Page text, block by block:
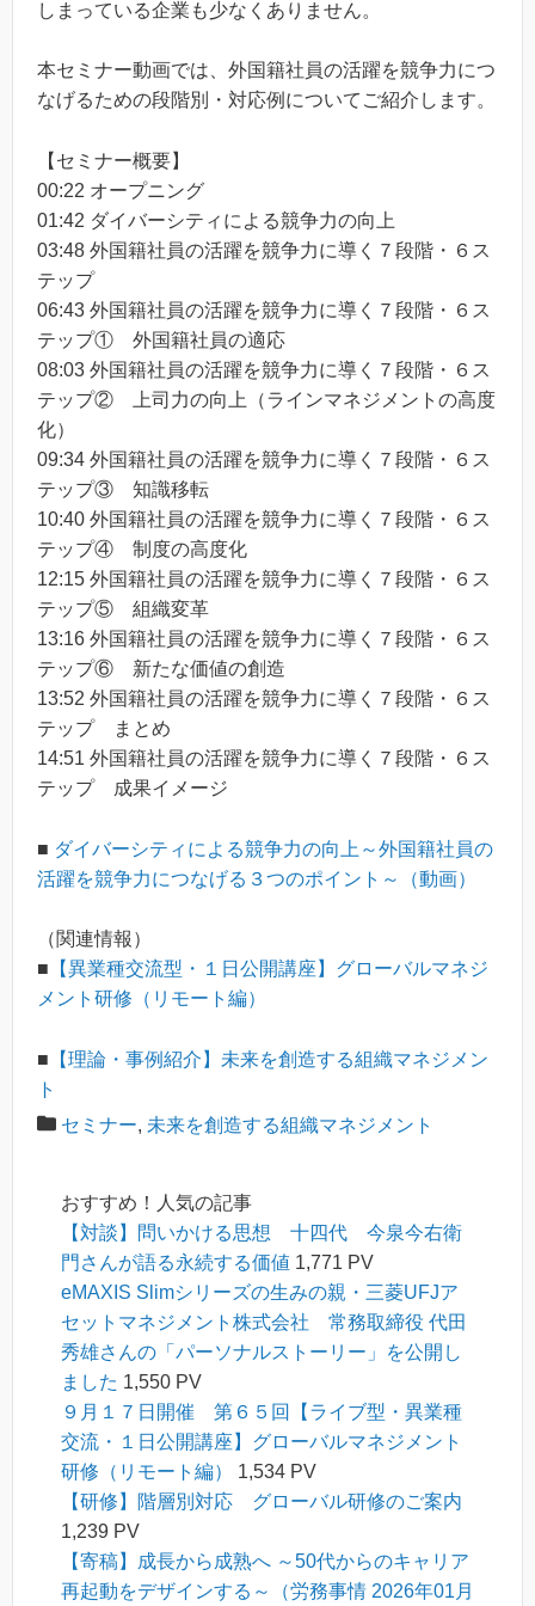
しまっている企業も少なくありません。
本セミナー動画では、外国籍社員の活躍を競争力につ
なげるための段階別・対応例についてご紹介します。
【セミナー概要】
00:22 オープニング
01:42 ダイバーシティによる競争力の向上
03:48 外国籍社員の活躍を競争力に導く７段階・６ス
テップ
06:43 外国籍社員の活躍を競争力に導く７段階・６ス
テップ① 外国籍社員の適応
08:03 外国籍社員の活躍を競争力に導く７段階・６ス
テップ② 上司力の向上（ラインマネジメントの高度
化）
09:34 外国籍社員の活躍を競争力に導く７段階・６ス
テップ③ 知識移転
10:40 外国籍社員の活躍を競争力に導く７段階・６ス
テップ④ 制度の高度化
12:15 外国籍社員の活躍を競争力に導く７段階・６ス
テップ⑤ 組織変革
13:16 外国籍社員の活躍を競争力に導く７段階・６ス
テップ⑥ 新たな価値の創造
13:52 外国籍社員の活躍を競争力に導く７段階・６ス
テップ まとめ
14:51 外国籍社員の活躍を競争力に導く７段階・６ス
テップ 成果イメージ
■ ダイバーシティによる競争力の向上～外国籍社員の
活躍を競争力につなげる３つのポイント～（動画）
（関連情報）
■ 【異業種交流型・１日公開講座】グローバルマネジ
メント研修（リモート編）
■ 【理論・事例紹介】未来を創造する組織マネジメン
ト
セミナー, 未来を創造する組織マネジメント
おすすめ！人気の記事
【対談】問いかける思想 十四代 今泉今右衛
門さんが語る永続する価値 1,771 PV
eMAXIS Slimシリーズの生みの親・三菱UFJア
セットマネジメント株式会社 常務取締役 代田
秀雄さんの「パーソナルストーリー」を公開し
ました 1,550 PV
９月１７日開催 第６５回【ライブ型・異業種
交流・１日公開講座】グローバルマネジメント
研修（リモート編）
1,534 PV
【研修】階層別対応 グローバル研修のご案内
1,239 PV
【寄稿】成長から成熟へ ～50代からのキャリア
再起動をデザインする～（労務事情 2026年01月